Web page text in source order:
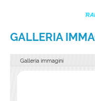
GALLERIA
Galleria immagini